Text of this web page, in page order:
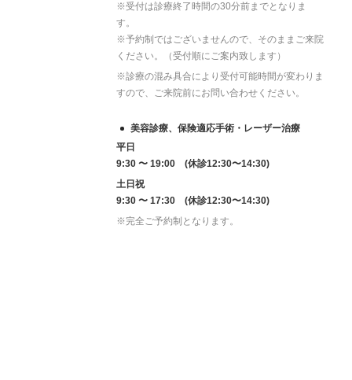
※受付は診療終了時間の30分前までとなりま
す。
※予約制ではございませんので、そのままご来院
ください。（受付順にご案内致します）
※診療の混み具合により受付可能時間が変わりま
すので、ご来院前にお問い合わせください。
美容診療、保険適応手術・レーザー治療
平日
9:30 〜 19:00 (休診12:30〜14:30)
土日祝
9:30 〜 17:30 (休診12:30〜14:30)
※完全ご予約制となります。